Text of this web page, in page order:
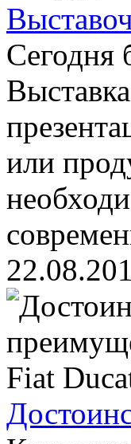
Сегодня
или